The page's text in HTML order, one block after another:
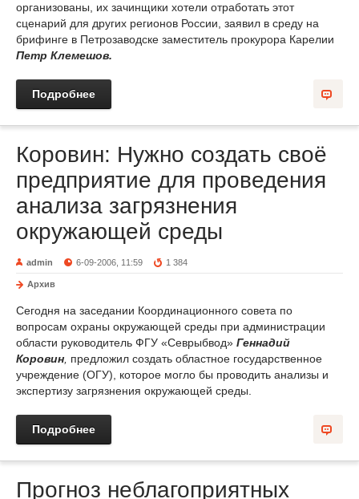
организованы, их зачинщики хотели отработать этот
сценарий для других регионов России, заявил в среду на
брифинге в Петрозаводске заместитель прокурора Карелии
Петр Клемешов.
Подробнее
Коровин: Нужно создать своё
предприятие для проведения
анализа загрязнения
окружающей среды
admin 6-09-2006, 11:59 1 384
Архив
Сегодня на заседании Координационного совета по
вопросам охраны окружающей среды при администрации
области руководитель ФГУ «Севрыбвод» Геннадий
Коровин предложил создать областное государственное
учреждение (ОГУ), которое могло бы проводить анализы и
экспертизу загрязнения окружающей среды.
Подробнее
Прогноз неблагоприятных